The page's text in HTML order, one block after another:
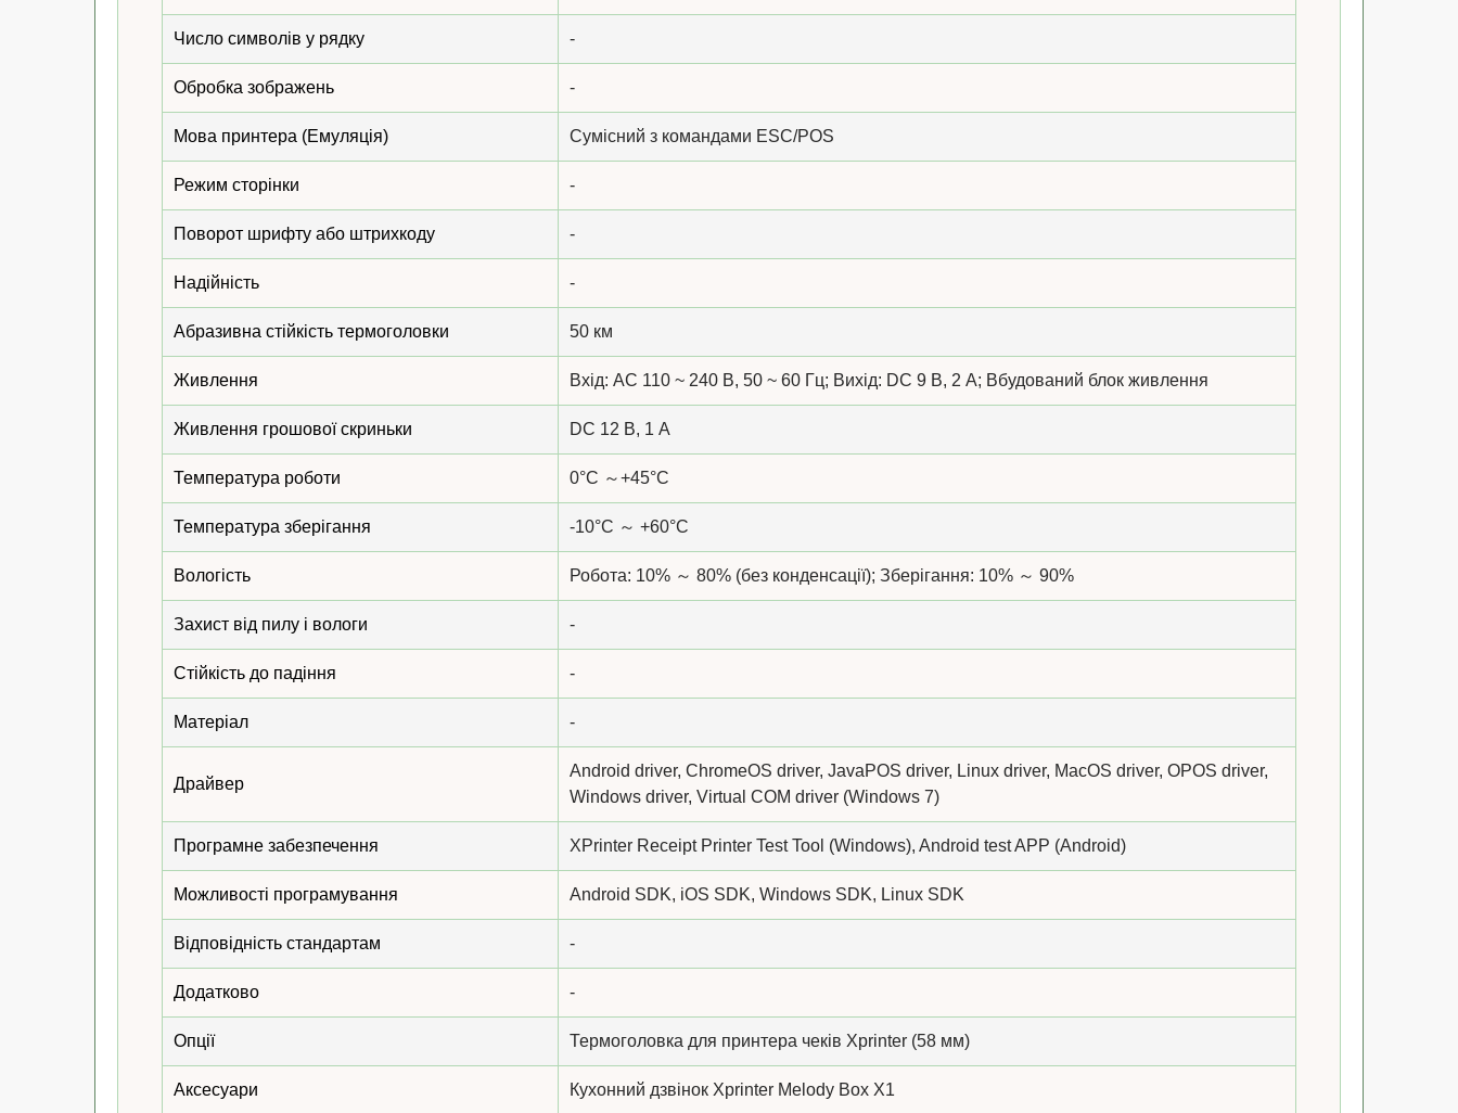
Число символів у рядку -
Обробка зображень -
Мова принтера (Емуляція) Сумісний з командами ESC/POS
Режим сторінки -
Поворот шрифту або штрихкоду -
Надійність -
Абразивна стійкість термоголовки 50 км
Живлення Вхід: AC 110 ~ 240 В, 50 ~ 60 Гц; Вихід: DC 9 В, 2 А; Вбудований блок живлення
Живлення грошової скриньки DC 12 В, 1 А
Температура роботи 0°C ～+45°C
Температура зберігання -10°C ～ +60°C
Вологість Робота: 10% ～ 80% (без конденсації); Зберігання: 10% ～ 90%
Захист від пилу і вологи -
Стійкість до падіння -
Матеріал -
Драйвер
Android driver, ChromeOS driver, JavaPOS driver, Linux driver, MacOS driver, OPOS driver,
Windows driver, Virtual COM driver (Windows 7)
Програмне забезпечення XPrinter Receipt Printer Test Tool (Windows), Android test APP (Android)
Можливості програмування Android SDK, iOS SDK, Windows SDK, Linux SDK
Відповідність стандартам -
Додатково -
Опції Термоголовка для принтера чеків Xprinter (58 мм)
Аксесуари Кухонний дзвінок Xprinter Melody Box X1